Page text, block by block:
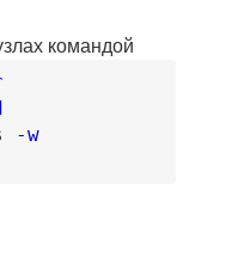
командой
-w